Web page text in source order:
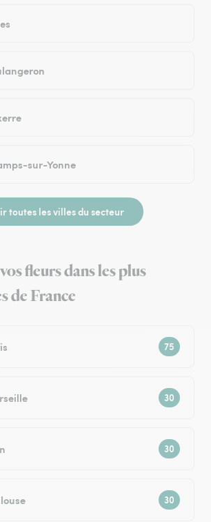
sur-Yonne
toutes les villes du secteur
fleurs dans les plus
de France